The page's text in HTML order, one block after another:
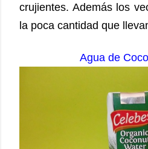
crujientes. Además los
la poca cantidad que
Agua de